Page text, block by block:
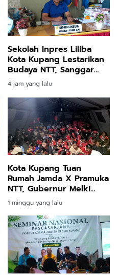
Sekolah Inpres Liliba
Kota Kupang Lestarikan
Budaya NTT, Sanggar
Aroma Santalum Jadi
Langganan Tampil
Sambut Pejabat
4 jam yang lalu
Kota Kupang Tuan
Rumah Jamda X Pramuka
NTT, Gubernur Melki
Buka, Wali Kota Lepas
dan Sambut Karnaval
Budaya
1 minggu yang lalu